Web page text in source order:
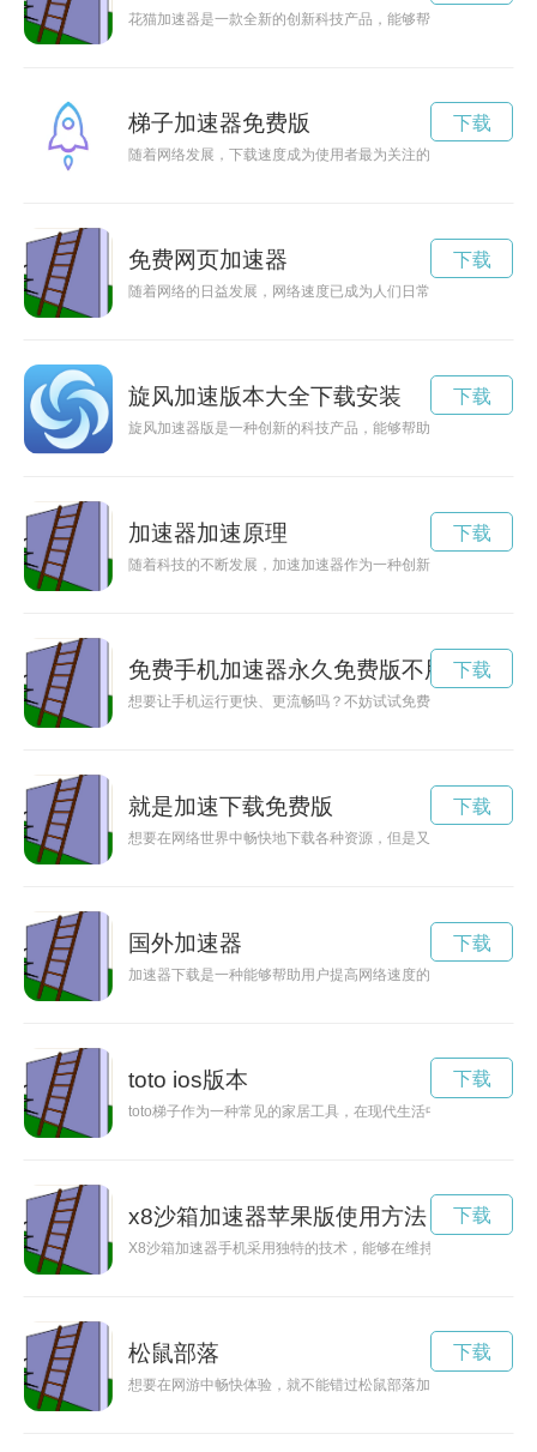
花猫加速器是一款全新的创新科技产品，能够帮助花猫们在赛
梯子加速器免费版
随着网络发展，下载速度成为使用者最为关注的问题之一。使
下载
免费网页加速器
随着网络的日益发展，网络速度已成为人们日常生活中不可或
下载
旋风加速版本大全下载安装
旋风加速器版是一种创新的科技产品，能够帮助用户加速网络
下载
加速器加速原理
随着科技的不断发展，加速加速器作为一种创新技术，正逐渐
下载
免费手机加速器永久免费版不用登录
想要让手机运行更快、更流畅吗？不妨试试免费手机加速器！
下载
就是加速下载免费版
想要在网络世界中畅快地下载各种资源，但是又不想花钱购买
下载
国外加速器
加速器下载是一种能够帮助用户提高网络速度的工具，通过加
下载
toto ios版本
toto梯子作为一种常见的家居工具，在现代生活中起到了极其
下载
x8沙箱加速器苹果版使用方法
X8沙箱加速器手机采用独特的技术，能够在维持高分辨率的同
下载
松鼠部落
想要在网游中畅快体验，就不能错过松鼠部落加速器！快来官网
下载